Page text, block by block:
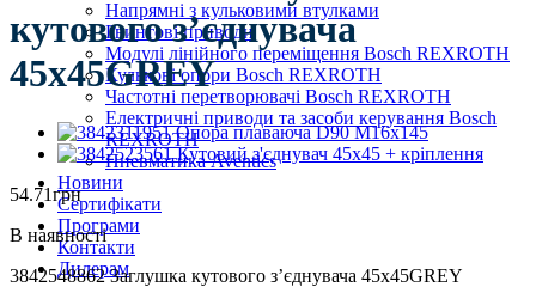
Напрямні з кульковими втулками
Гвинтові приводи
Модулі лінійного переміщення Bosch REXROTH
Кулькові опори Bosch REXROTH
Частотні перетворювачі Bosch REXROTH
Електричні приводи та засоби керування Bosch
REXROTH
Пневматика Aventics
Новини
Сертифікати
Програми
Контакти
Дилерам
кутового з’єднувача
45х45GREY
54.71грн
В наявності
3842548862 Заглушка кутового з’єднувача 45х45GREY